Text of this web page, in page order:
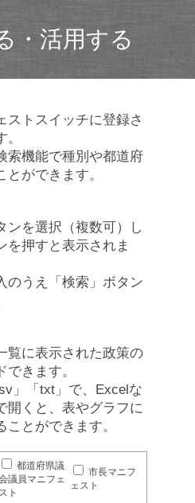
・活用する
ストスイッチに登録さ
索機能で種別や都道府
ができます。
ンを選択（複数可）し
を押すと表示されま
のうえ「検索」ボタン
覧に表示された政策の
きます。
」「txt」で、Excelな
開くと、表やグラフに
ことができます。
都道府県議
議員マニフェ
スト
市長マニフ
ェスト